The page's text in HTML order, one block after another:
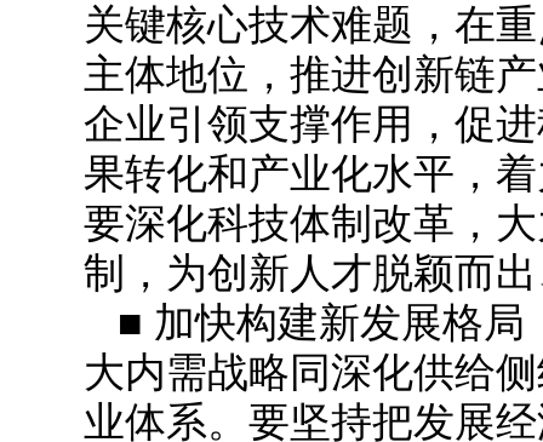
关键核心技术难题，在
主体地位，推进创新链
企业引领支撑作用，促
果转化和产业化水平，
要深化科技体制改革，
制，为创新人才脱颖而
■ 加快构建新发展格
大内需战略同深化供给
业体系。要坚持把发展